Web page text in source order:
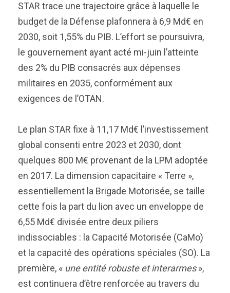
STAR trace une trajectoire grâce à laquelle le
budget de la Défense plafonnera à 6,9 Md€ en
2030, soit 1,55% du PIB. L’effort se poursuivra,
le gouvernement ayant acté mi-juin l’atteinte
des 2% du PIB consacrés aux dépenses
militaires en 2035, conformément aux
exigences de l’OTAN.
Le plan STAR fixe à 11,17 Md€ l’investissement
global consenti entre 2023 et 2030, dont
quelques 800 M€ provenant de la LPM adoptée
en 2017. La dimension capacitaire « Terre »,
essentiellement la Brigade Motorisée, se taille
cette fois la part du lion avec un enveloppe de
6,55 Md€ divisée entre deux piliers
indissociables : la Capacité Motorisée (CaMo)
et la capacité des opérations spéciales (SO). La
première, « une entité robuste et interarmes»,
est continuera d’être renforcée au travers du